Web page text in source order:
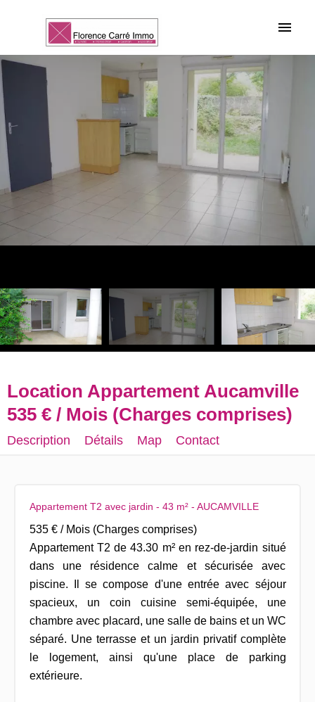
Location Appartement Aucamville
535 € / Mois (Charges comprises)
Description Détails Map Contact
Appartement T2 avec jardin - 43 m² - AUCAMVILLE
535 € / Mois (Charges comprises)
Appartement T2 de 43.30 m² en rez-de-jardin situé
dans une résidence calme et sécurisée avec
piscine. Il se compose d'une entrée avec séjour
spacieux, un coin cuisine semi-équipée, une
chambre avec placard, une salle de bains et un WC
séparé. Une terrasse et un jardin privatif complète
le logement, ainsi qu'une place de parking
extérieure.